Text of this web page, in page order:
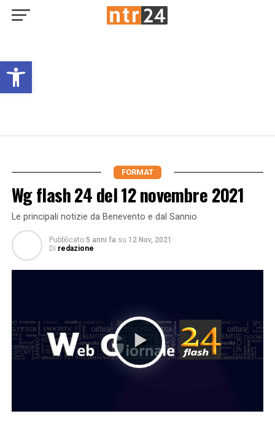
Open toolbar
FORMAT
Wg flash 24 del 12 novembre 2021
Le principali notizie da Benevento e dal Sannio
Pubblicato 5 anni fa su 12 Nov, 2021
Di redazione